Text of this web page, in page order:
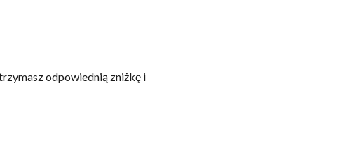
odpowiednią zniżkę i